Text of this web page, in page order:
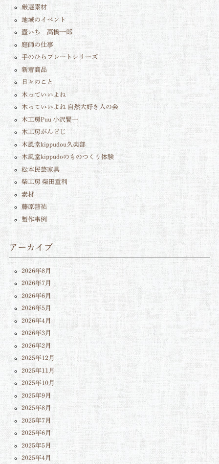
厳選素材
地域のイベント
壺いち 髙橋一郎
庭師の仕事
手のひらプレートシリーズ
新着商品
日々のこと
木っていいよね
木っていいよね 自然大好き人の会
木工房Puu 小沢賢一
木工房がんどじ
木風堂kippudou久楽部
木風堂kippudoのものつくり体験
松本民芸家具
柴工房 柴田重利
素材
藤原啓祐
製作事例
アーカイブ
2026年8月
2026年7月
2026年6月
2026年5月
2026年4月
2026年3月
2026年2月
2025年12月
2025年11月
2025年10月
2025年9月
2025年8月
2025年7月
2025年6月
2025年5月
2025年4月